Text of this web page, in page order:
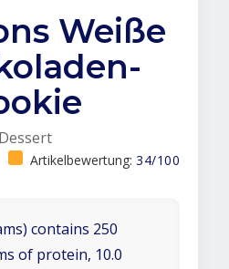
Weiße
Dessert
Artikelbewertung: 34/100
contains 250
of protein, 10.0